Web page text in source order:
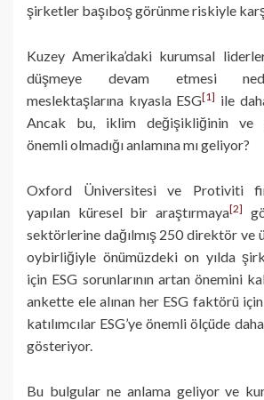
şirketler başıboş görünme riskiyle
Kuzey Amerika’daki kurumsal
düşmeye devam etmesi
meslektaşlarına kıyasla ESG[1] ile
Ancak bu, iklim değişikliğinin ve
önemli olmadığı anlamına mı geliyor?
Oxford Üniversitesi ve Protiviti
yapılan küresel bir araştırmaya[2]
sektörlerine dağılmış 250 direktör ve
oybirliğiyle önümüzdeki on yılda
için ESG sorunlarının artan önemini
ankette ele alınan her ESG faktörü
katılımcılar ESG’ye önemli ölçüde
gösteriyor.
Bu bulgular ne anlama geliyor ve